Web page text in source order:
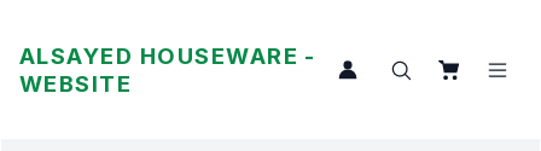
ALSAYED HOUSEWARE -
WEBSITE